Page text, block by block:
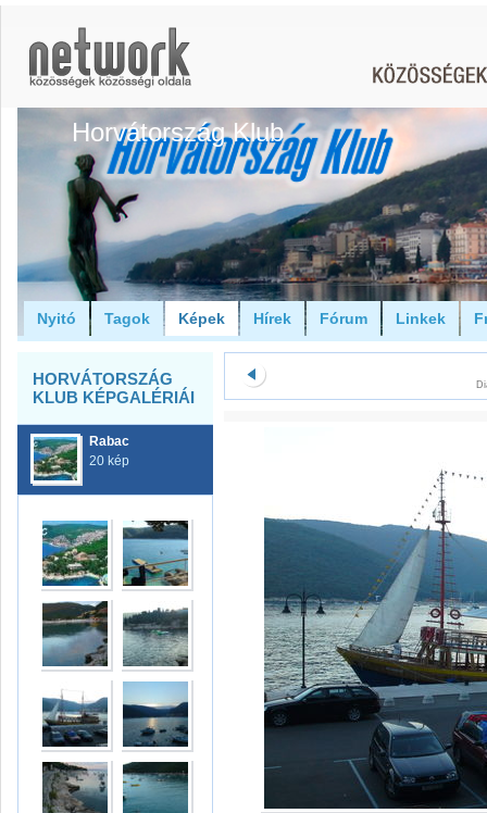
Horvátország Klub
Nyitó Tagok Képek Hírek Fórum Linkek
HORVÁTORSZÁG
KLUB KÉPGALÉRIÁI
Rabac
20 kép